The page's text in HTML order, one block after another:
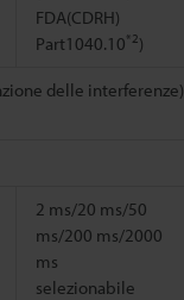
FDA(CDRH)
Part1040.10*2)
delle interferenze)
2 ms/20 ms/50
ms/200 ms/2000
ms
selezionabile